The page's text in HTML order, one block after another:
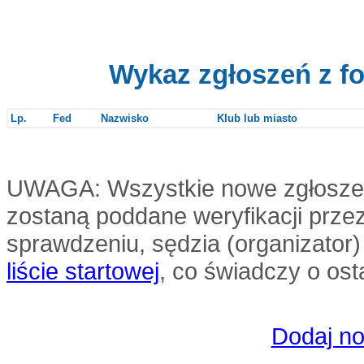
Wykaz zgłoszeń z
Lp. Fed Nazwisko Klub lub miasto
UWAGA: Wszystkie nowe
zostaną poddane weryfikacji
sprawdzeniu, sędzia
liście startowej, co świadczy o
Dodaj